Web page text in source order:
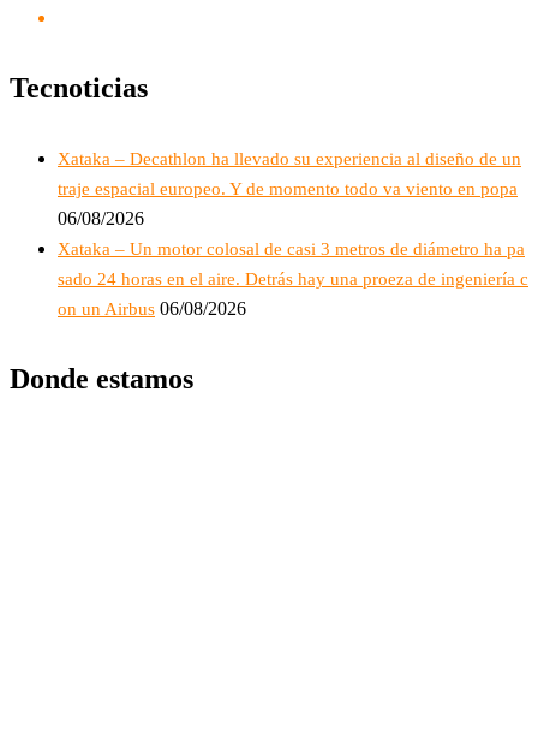
Tecnoticias
Xataka – Decathlon ha llevado su experiencia al diseño de un
traje espacial europeo. Y de momento todo va viento en popa
06/08/2026
Xataka – Un motor colosal de casi 3 metros de diámetro ha pa
sado 24 horas en el aire. Detrás hay una proeza de ingeniería c
on un Airbus 06/08/2026
Donde estamos